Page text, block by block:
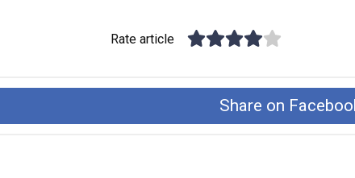
Rate article
Share on